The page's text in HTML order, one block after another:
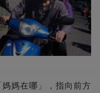
媽在哪」，指向前方